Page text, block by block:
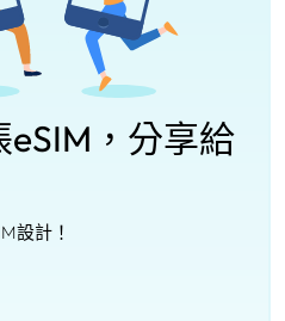
，分享給
設計！